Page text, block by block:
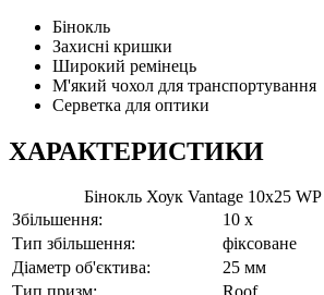
Бінокль
Захисні кришки
Широкий ремінець
М'який чохол для транспортування
Серветка для оптики
ХАРАКТЕРИСТИКИ
Бінокль Хоук Vantage 10x25
Збільшення:
10 x
Тип збільшення:
фіксоване
Діаметр об'єктива:
25 мм